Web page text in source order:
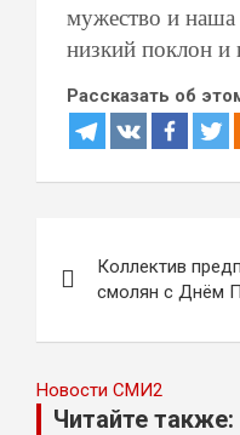
мужество и
низкий поклон и
Рассказать об
по
записям
Коллектив
смолян с Днём
Новости СМИ2
Читайте также: